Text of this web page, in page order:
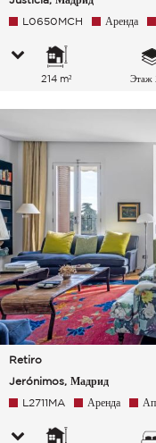
L0650MCH Аренда
214 m²
Retiro
Jerónimos, Мадрид
L2711MA Аренда